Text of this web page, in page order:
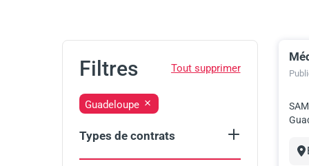
Filtres
Guadeloupe
Types de contrats
Select
an
CDD(13)
CDI(2)